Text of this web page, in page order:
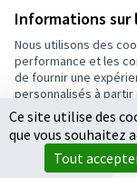
Informations sur
Nous utilisons des
performance et les
de fournir une
personnalisés à partir
Accepter
Conditions d'utilisation
Paramètres des
Ecrivons Angers sur X
(Lien externe)
Ecrivons Angers
(Lien externe)
Ce site utilise des
que vous souhaitez
Tout